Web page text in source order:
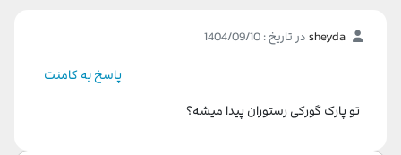
در تاریخ : 1404/09/10
پاسخ به کامنت
تو پارک گورکی رستوران پیدا میشه؟